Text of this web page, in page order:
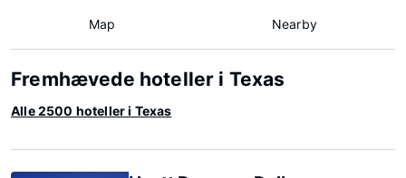
Map Nearby
Fremhævede hoteller i Texas
Alle 2500 hoteller i Texas